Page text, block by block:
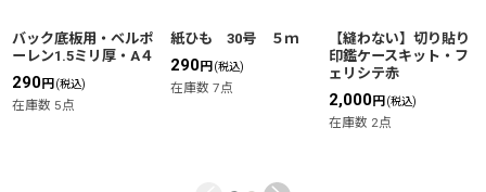
バック底板用・ベルポ
ーレン1.5ミリ厚・A４
290円 (税込)
在庫数 5点
紙ひも 30号 ５ｍ
290円 (税込)
在庫数 7点
【縫わない】切り貼り
印鑑ケースキット・フ
ェリシテ赤
2,000円 (税込)
在庫数 2点